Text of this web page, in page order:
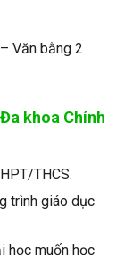
Văn bằng 2
khoa Chính
THCS.
trình giáo dục
học muốn học